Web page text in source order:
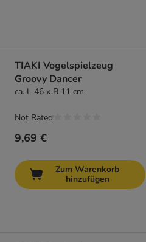
TIAKI Vogelspielzeug
Groovy Dancer
ca. L 46 x B 11 cm
9,69 €
Not Rated
Zum Warenkorb
hinzufügen